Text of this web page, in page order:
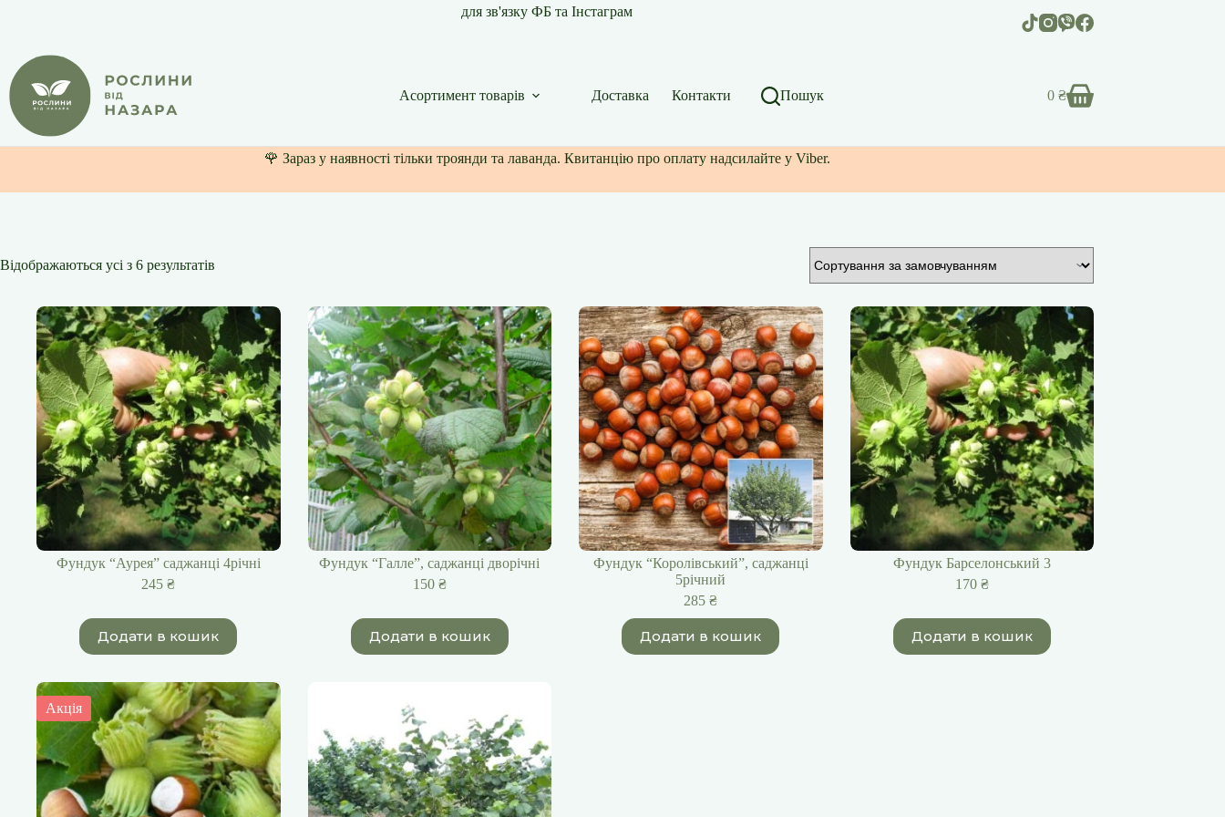
для зв'язку ФБ та Інстаграм
Асортимент товарів Доставка Контакти Пошук Кошик
0 ₴
🌹 Зараз у наявності тільки троянди та лаванда. Квитанцію про оплату надсилайте у Viber.
Відображаються усі з 6 результатів
Фундук “Аурея” саджанці 4річні
245₴
Додати в кошик
Фундук “Галле”, саджанці дворічні
150 ₴
Додати в кошик
Фундук “Королівський”, саджанці
5річний
285₴
Додати в кошик
Фундук Барселонський 3
170 ₴
Додати в кошик
Акція